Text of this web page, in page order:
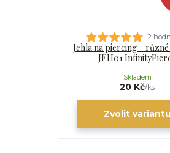
2
Jehla na piercing –
JEH01
20 Kč/ks
Skladem
Zvolit variantu